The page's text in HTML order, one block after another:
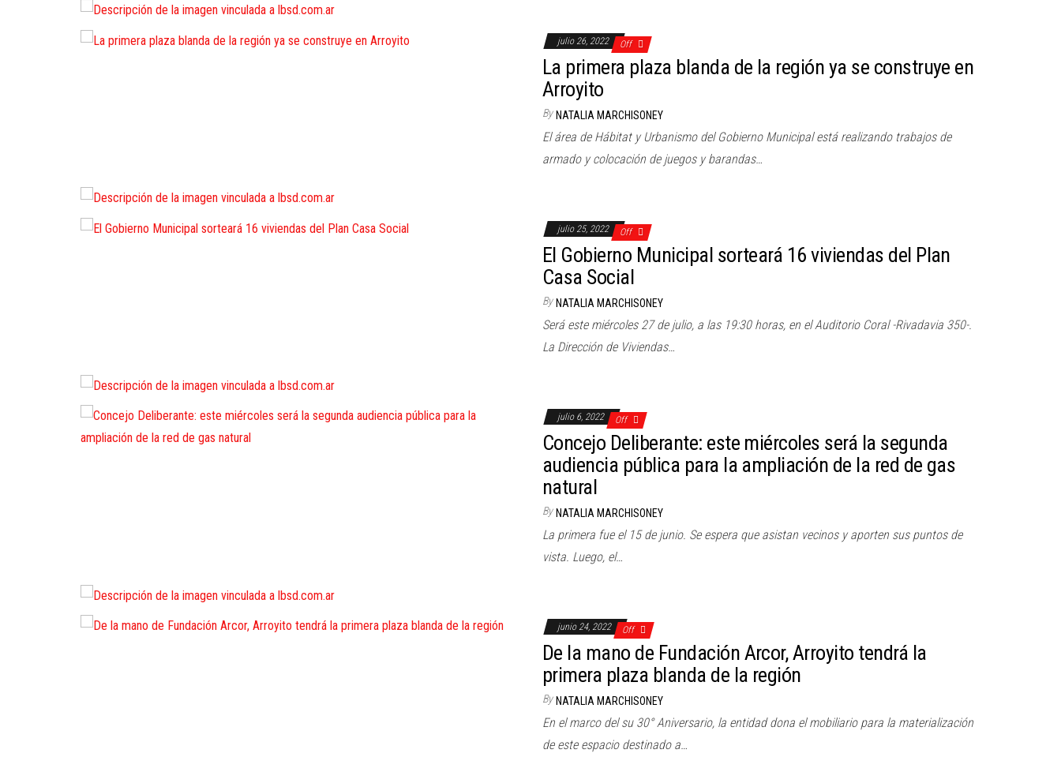
julio 26, 2022 Off
La primera plaza blanda de la región ya se construye en
Arroyito
By NATALIA MARCHISONEY
El área de Hábitat y Urbanismo del Gobierno Municipal está realizando trabajos de
armado y colocación de juegos y barandas…
julio 25, 2022 Off
El Gobierno Municipal sorteará 16 viviendas del Plan
Casa Social
By NATALIA MARCHISONEY
Será este miércoles 27 de julio, a las 19:30 horas, en el Auditorio Coral -Rivadavia 350-.
La Dirección de Viviendas…
julio 6, 2022 Off
Concejo Deliberante: este miércoles será la segunda
audiencia pública para la ampliación de la red de gas
natural
By NATALIA MARCHISONEY
La primera fue el 15 de junio. Se espera que asistan vecinos y aporten sus puntos de
vista. Luego, el…
junio 24, 2022 Off
De la mano de Fundación Arcor, Arroyito tendrá la
primera plaza blanda de la región
By NATALIA MARCHISONEY
En el marco del su 30° Aniversario, la entidad dona el mobiliario para la materialización
de este espacio destinado a…